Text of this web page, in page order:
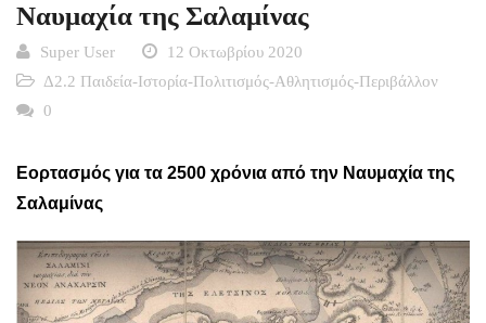
Ναυμαχία της Σαλαμίνας
Super User
12 Οκτωβρίου 2020
Δ2.2 Παιδεία-Ιστορία-Πολιτισμός-Αθλητισμός-Περιβάλλον
0
Εορτασμός για τα 2500 χρόνια από την Ναυμαχία της
Σαλαμίνας